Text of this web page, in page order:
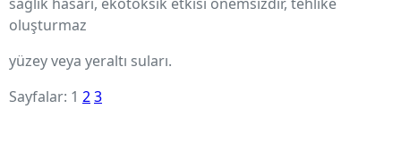
oluşturmaz
yüzey veya yeraltı suları.
Sayfalar: 1 23